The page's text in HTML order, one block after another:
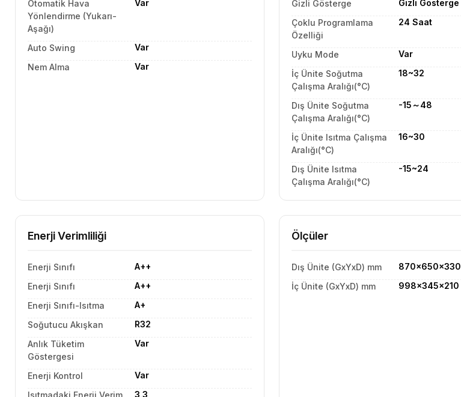
Otomatik Hava
Yönlendirme (Yukarı-
Aşağı)
Var
Auto Swing
Var
Nem Alma
Var
Gizli Gösterge
Gizli Gösterge
Çoklu Programlama
Özelliği
24 Saat
Uyku Mode
Var
İç Ünite Soğutma
Çalışma Aralığı(°C)
18~32
Dış Ünite Soğutma
Çalışma Aralığı(°C)
-15～48
İç Ünite Isıtma Çalışma
Aralığı(°C)
16~30
Dış Ünite Isıtma
Çalışma Aralığı(°C)
-15~24
Enerji Verimliliği
Enerji Sınıfı
A++
Enerji Sınıfı
A++
Enerji Sınıfı-Isıtma
A+
Soğutucu Akışkan
R32
Anlık Tüketim
Göstergesi
Var
Enerji Kontrol
Var
Isıtmadaki Enerji Verim
3,3
Ölçüler
Dış Ünite (GxYxD) mm
870x650x330
İç Ünite (GxYxD) mm
998x345x210